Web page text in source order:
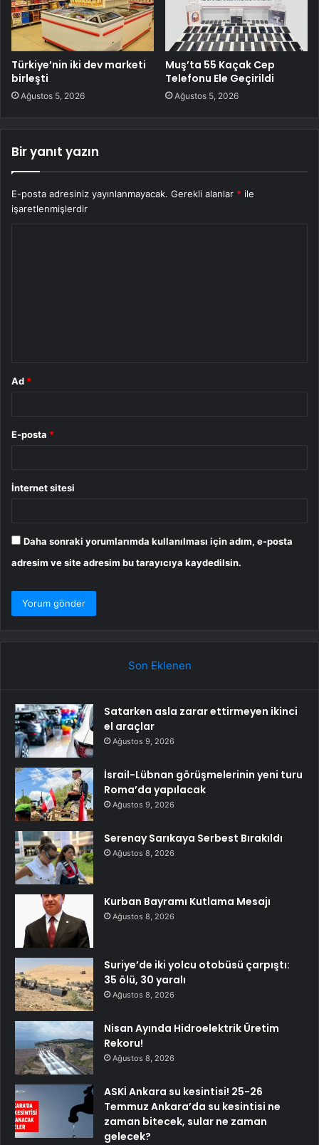
Türkiye’nin iki dev marketi
birleşti
Ağustos 5, 2026
Muş’ta 55 Kaçak Cep
Telefonu Ele Geçirildi
Ağustos 5, 2026
Bir yanıt yazın
E-posta adresiniz yayınlanmayacak. Gerekli alanlar * ile
işaretlenmişlerdir
Ad *
E-posta *
İnternet sitesi
Daha sonraki yorumlarımda kullanılması için adım, e-posta
adresim ve site adresim bu tarayıcıya kaydedilsin.
Son Eklenen
Satarken asla zarar ettirmeyen ikinci
el araçlar
Ağustos 9, 2026
İsrail-Lübnan görüşmelerinin yeni turu
Roma’da yapılacak
Ağustos 9, 2026
Serenay Sarıkaya Serbest Bırakıldı
Ağustos 8, 2026
Kurban Bayramı Kutlama Mesajı
Ağustos 8, 2026
Suriye’de iki yolcu otobüsü çarpıştı:
35 ölü, 30 yaralı
Ağustos 8, 2026
Nisan Ayında Hidroelektrik Üretim
Rekoru!
Ağustos 8, 2026
ASKİ Ankara su kesintisi! 25-26
Temmuz Ankara’da su kesintisi ne
zaman bitecek, sular ne zaman
gelecek?